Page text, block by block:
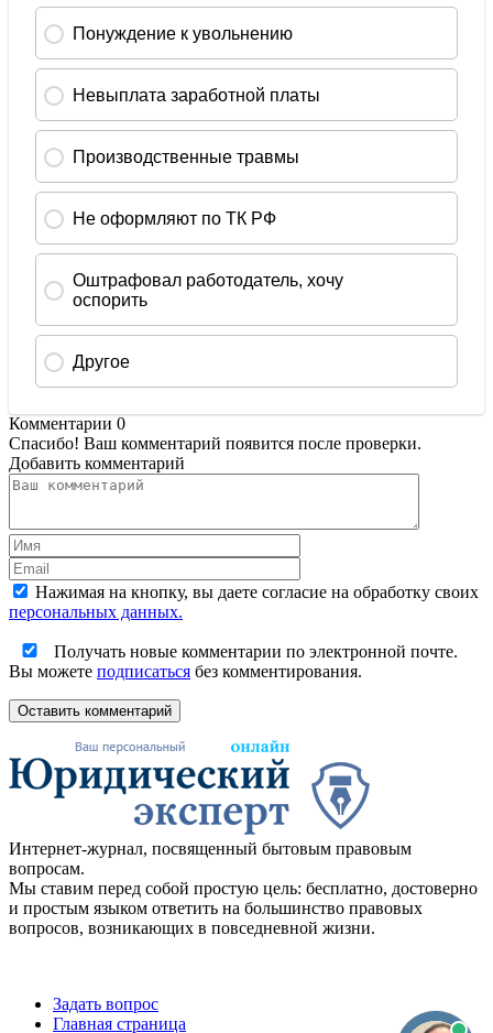
Комментарии 0
Спасибо! Ваш комментарий появится после проверки.
Добавить комментарий
Нажимая на кнопку, вы даете согласие на обработку своих
персональных данных.
Получать новые комментарии по электронной почте.
Вы можете подписаться без комментирования.
Оставить комментарий
Интернет-журнал, посвященный бытовым правовым
вопросам.
Мы ставим перед собой простую цель: бесплатно, достоверно
и простым языком ответить на большинство правовых
вопросов, возникающих в повседневной жизни.
Задать вопрос
Главная страница